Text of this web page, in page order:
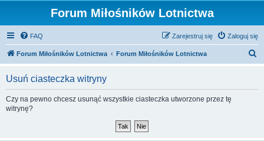
Forum Miłośników Lotnictwa
FAQ Zaloguj się
Zarejestruj się
Forum Miłośników Lotnictwa Forum Miłośników Lotnictwa
Usuń ciasteczka witryny
Czy na pewno chcesz usunąć wszystkie ciasteczka utworzone przez tę
witrynę?